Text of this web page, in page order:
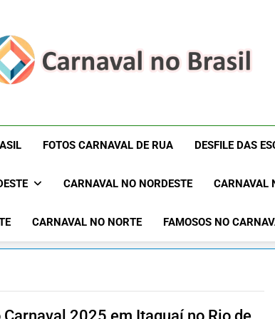
No Brasil
Rua 2027 –
FOTOS CARNAVAL DE RUA DESFILE DAS
CARNAVAL NO NORDESTE CARNAVAL
CARNAVAL NO NORTE FAMOSOS NO